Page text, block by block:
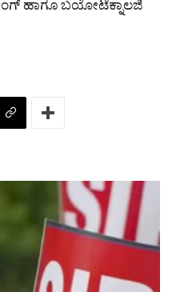
ಹಾಗೂ ಬಯೋಟೆಕ್ನಾಲಜಿ